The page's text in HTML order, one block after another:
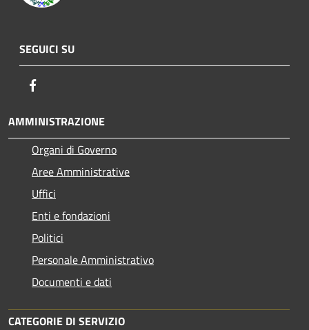
SEGUICI SU
AMMINISTRAZIONE
Organi di Governo
Aree Amministrative
Uffici
Enti e fondazioni
Politici
Personale Amministrativo
Documenti e dati
CATEGORIE DI SERVIZIO